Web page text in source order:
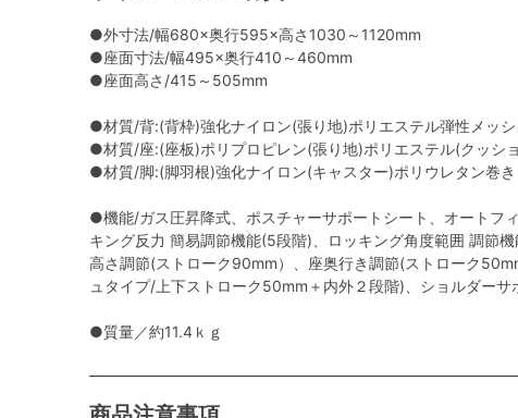
●外寸法/幅680×奥行595×高さ1030～1120mm
●座面寸法/幅495×奥行410～460mm
●座面高さ/415～505mm
●材質/背:(背枠)強化ナイロン(張り地)ポリエステル弾性メッシ
●材質/座:(座板)ポリプロピレン(張り地)ポリエステル(クッシ
●材質/脚:(脚羽根)強化ナイロン(キャスター)ポリウレタン巻き
●機能/ガス圧昇降式、ポスチャーサポートシート、オートフ
キング反力 簡易調節機能(5段階)、ロッキング角度範囲 調節
高さ調節(ストローク90mm）、座奥行き調節(ストローク
ュタイプ/上下ストローク50mm＋内外２段階)、ショルダーサ
●質量／約11.4ｋｇ